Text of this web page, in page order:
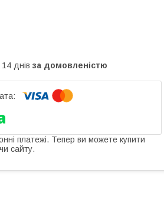
днів за домовленістю
платежі. Тепер ви можете купити
сайту.